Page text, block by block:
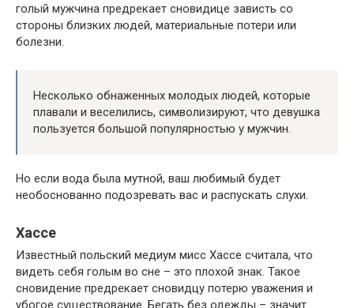
голый мужчина предрекает сновидице зависть со
стороны близких людей, материальные потери или
болезни.
Несколько обнаженных молодых людей, которые
плавали и веселились, символизируют, что девушка
пользуется большой популярностью у мужчин.
Но если вода была мутной, ваш любимый будет
необоснованно подозревать вас и распускать слухи.
Хассе
Известный польский медиум мисс Хассе считала, что
видеть себя голым во сне – это плохой знак. Такое
сновидение предрекает сновидцу потерю уважения и
убогое существование. Бегать без одежды – значит